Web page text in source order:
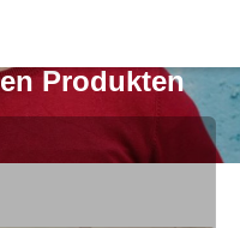
Produkten